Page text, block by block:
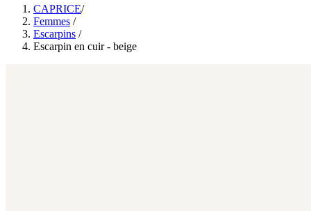
CAPRICE/
Femmes /
Escarpins /
Escarpin en cuir - beige